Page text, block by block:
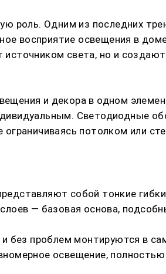
роль. Одним из последних
восприятие освещения в
света, но и
и декора в одном
Светодиодные
потолком или
собой тонкие
— базовая основа,
без проблем монтируются в
освещение,